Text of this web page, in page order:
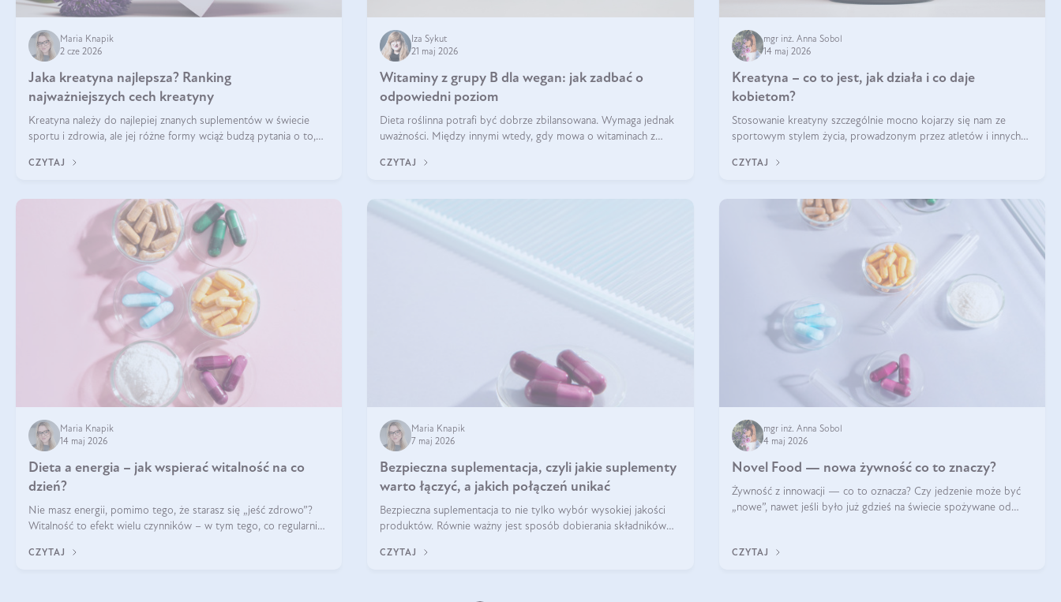
Maria Knapik
2 cze 2026
Jaka kreatyna najlepsza? Ranking
najważniejszych cech kreatyny
Kreatyna należy do najlepiej znanych suplementów w świecie
sportu i zdrowia, ale jej różne formy wciąż budzą pytania o to,
przyglądamy się temu, jaka forma kreatyny jest najlepsza.
CZYTAJ
Iza Sykut
21 maj 2026
Witaminy z grupy B dla wegan: jak zadbać o
odpowiedni poziom
Dieta roślinna potrafi być dobrze zbilansowana. Wymaga jednak
uważności. Między innymi wtedy, gdy mowa o witaminach z
naczyń połączonych.
CZYTAJ
mgr inż. Anna Sobol
14 maj 2026
Kreatyna – co to jest, jak działa i co daje
kobietom?
Stosowanie kreatyny szczególnie mocno kojarzy się nam ze
sportowym stylem życia, prowadzonym przez atletów i innych
ten naturalny metabolit aminokwasów poprawia wydolność i
CZYTAJ
Maria Knapik
14 maj 2026
Dieta a energia – jak wspierać witalność na co
dzień?
Nie masz energii, pomimo tego, że starasz się „jeść zdrowo”?
Witalność to efekt wielu czynników – w tym tego, co regularnie
się w zależności od osoby
CZYTAJ
Maria Knapik
7 maj 2026
Bezpieczna suplementacja, czyli jakie suplementy
warto łączyć, a jakich połączeń unikać
Bezpieczna suplementacja to nie tylko wybór wysokiej jakości
produktów. Równie ważny jest sposób dobierania składników
łączyć suplementy diety? Poznaj nasze wskazówki.
CZYTAJ
mgr inż. Anna Sobol
4 maj 2026
Novel Food — nowa żywność co to znaczy?
Żywność z innowacji — co to oznacza? Czy jedzenie może być
„nowe”, nawet jeśli było już gdzieś na świecie spożywane od
poznasz definicję n
CZYTAJ